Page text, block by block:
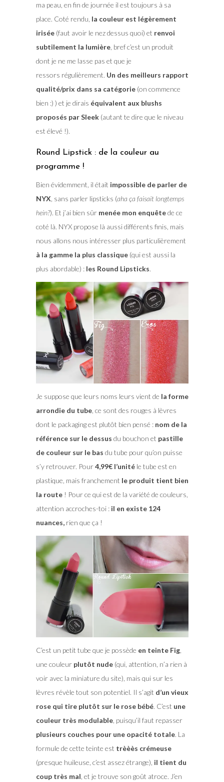
ma peau, en fin de journée il est toujours à sa
place. Coté rendu, la couleur est légèrement
irisée(faut avoir le nez dessus quoi) et renvoi
subtilement la lumière, bref c’est un produit
dont je ne me lasse pas et que je
ressors régulièrement. Un des meilleurs rapport
qualité/prix dans sa catégorie(on commence
bien :) ) et je dirais équivalent aux blushs
proposés par Sleek(autant te dire que le niveau
est élevé !).
Round Lipstick : de la couleur au
programme !
Bien évidemment, il était impossible de parler de
NYX, sans parler lipsticks (aha ça faisait longtemps
hein?). Et j’ai bien sûr menée mon enquêtede ce
coté là. NYX propose là aussi différents finis, mais
nous allons nous intéresser plus particulièrement
à la gamme la plus classique(qui est aussi la
plus abordable) : les Round Lipsticks.
Je suppose que leurs noms leurs vient de la forme
arrondie du tube, ce sont des rouges à lèvres
dont le packaging est plutôt bien pensé : nom de la
référence sur le dessus du bouchon et pastille
de couleur sur le bas du tube pour qu’on puisse
s’y retrouver. Pour4,99€ l’unitéle tube est en
plastique, mais franchement le produit tient bien
la route! Pour ce qui est de la variété de couleurs,
attention accroches-toi :il en existe 124
nuances,rien que ça !
C’est un petit tube que je possède en teinte Fig,
une couleur plutôt nude(qui, attention, n’a rien à
voir avec la miniature du site), mais qui sur les
lèvres révèle tout son potentiel. Il s’agit d’un vieux
rose qui tire plutôt sur le rose bébé. C’est une
couleur très modulable, puisqu’il faut repasser
plusieurs couches pour une opacité totale. La
formule de cette teinte est trèèès crémeuse
(presque huileuse, c’est assez étrange), il tient du
coup très mal , et je trouve son goût atroce. J’en